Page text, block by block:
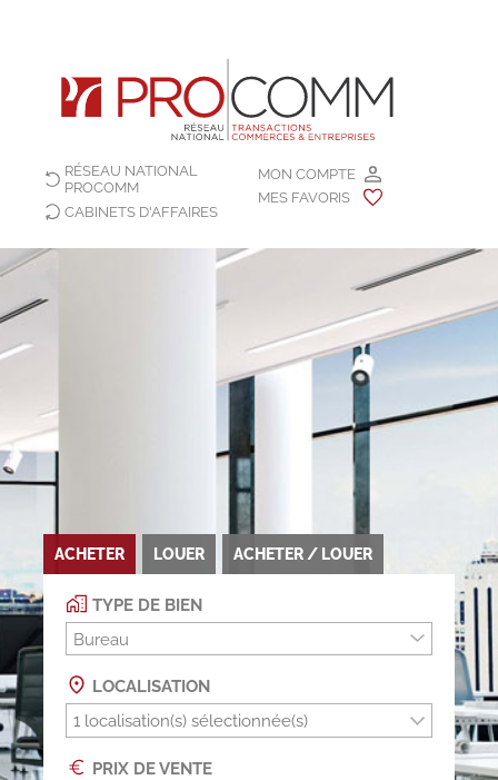
MON COMPTE
MES FAVORIS
RÉSEAU NATIONAL
PROCOMM
CABINETS D'AFFAIRES
ACHETER LOUER ACHETER / LOUER
TYPE DE BIEN
Bureau
LOCALISATION
PRIX DE VENTE